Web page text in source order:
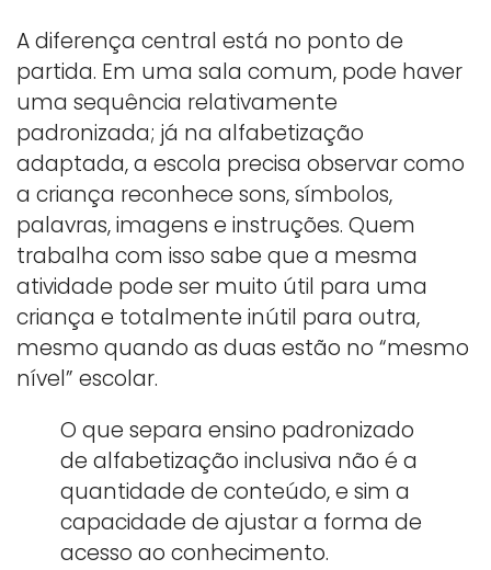
A diferença central está no ponto de
partida. Em uma sala comum, pode haver
uma sequência relativamente
padronizada; já na alfabetização
adaptada, a escola precisa observar como
a criança reconhece sons, símbolos,
palavras, imagens e instruções. Quem
trabalha com isso sabe que a mesma
atividade pode ser muito útil para uma
criança e totalmente inútil para outra,
mesmo quando as duas estão no “mesmo
nível” escolar.
O que separa ensino padronizado
de alfabetização inclusiva não é a
quantidade de conteúdo, e sim a
capacidade de ajustar a forma de
acesso ao conhecimento.